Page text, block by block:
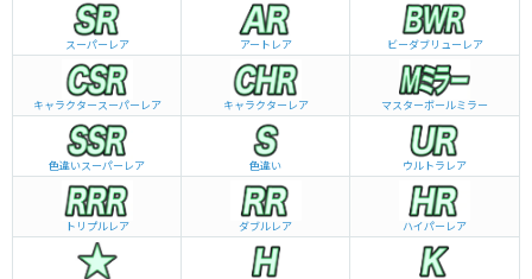
スーパーレア アートレア ビーダブリュー レア
キャラクタースーパーレア キャラクターレア マスターボールミラー
色違いスーパーレア 色違い ウルトラレア
トリプルレア ダブルレア ハイパーレア